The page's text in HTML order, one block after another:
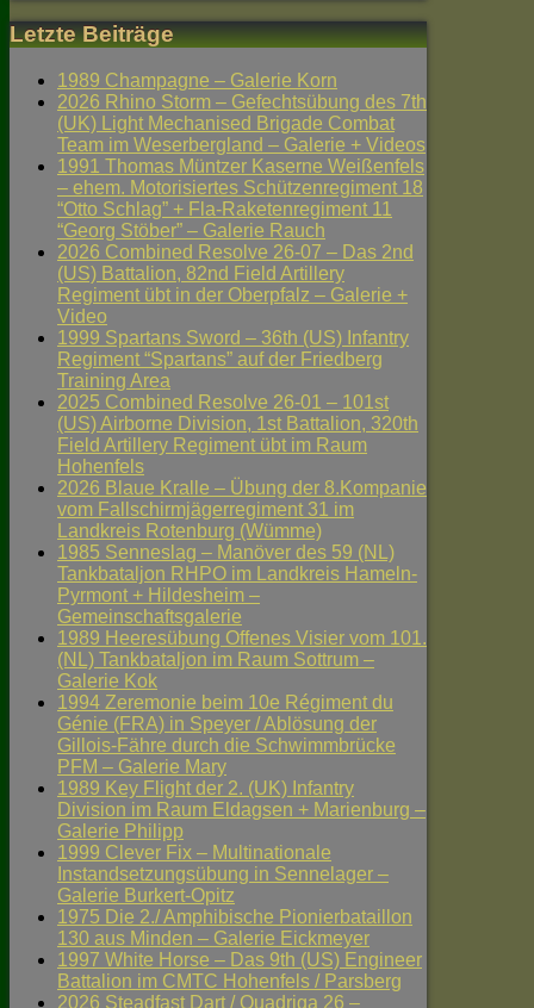
Letzte Beiträge
1989 Champagne – Galerie Korn
2026 Rhino Storm – Gefechtsübung des 7th
(UK) Light Mechanised Brigade Combat
Team im Weserbergland – Galerie + Videos
1991 Thomas Müntzer Kaserne Weißenfels
– ehem. Motorisiertes Schützenregiment 18
“Otto Schlag” + Fla-Raketenregiment 11
“Georg Stöber” – Galerie Rauch
2026 Combined Resolve 26-07 – Das 2nd
(US) Battalion, 82nd Field Artillery
Regiment übt in der Oberpfalz – Galerie +
Video
1999 Spartans Sword – 36th (US) Infantry
Regiment “Spartans” auf der Friedberg
Training Area
2025 Combined Resolve 26-01 – 101st
(US) Airborne Division, 1st Battalion, 320th
Field Artillery Regiment übt im Raum
Hohenfels
2026 Blaue Kralle – Übung der 8.Kompanie
vom Fallschirmjägerregiment 31 im
Landkreis Rotenburg (Wümme)
1985 Senneslag – Manöver des 59 (NL)
Tankbataljon RHPO im Landkreis Hameln-
Pyrmont + Hildesheim –
Gemeinschaftsgalerie
1989 Heeresübung Offenes Visier vom 101.
(NL) Tankbataljon im Raum Sottrum –
Galerie Kok
1994 Zeremonie beim 10e Régiment du
Génie (FRA) in Speyer / Ablösung der
Gillois-Fähre durch die Schwimmbrücke
PFM – Galerie Mary
1989 Key Flight der 2. (UK) Infantry
Division im Raum Eldagsen + Marienburg –
Galerie Philipp
1999 Clever Fix – Multinationale
Instandsetzungsübung in Sennelager –
Galerie Burkert-Opitz
1975 Die 2./ Amphibische Pionierbataillon
130 aus Minden – Galerie Eickmeyer
1997 White Horse – Das 9th (US) Engineer
Battalion im CMTC Hohenfels / Parsberg
2026 Steadfast Dart / Quadriga 26 –